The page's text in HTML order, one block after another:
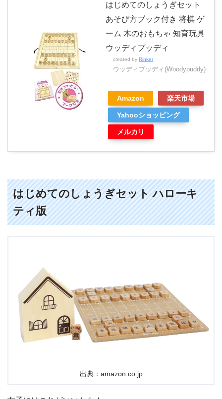
はじめてのしょうぎセット
あそび方ブック付き 将棋 ゲ
ーム 木のおもちゃ 知育玩具
ウッディプッディ
created by Rinker
ウッディプッディ(Woodypuddy)
Amazon 楽天市場
Yahooショッピング
メルカリ
はじめてのしょうぎセット ハローキ
ティ版
出典：amazon.co.jp